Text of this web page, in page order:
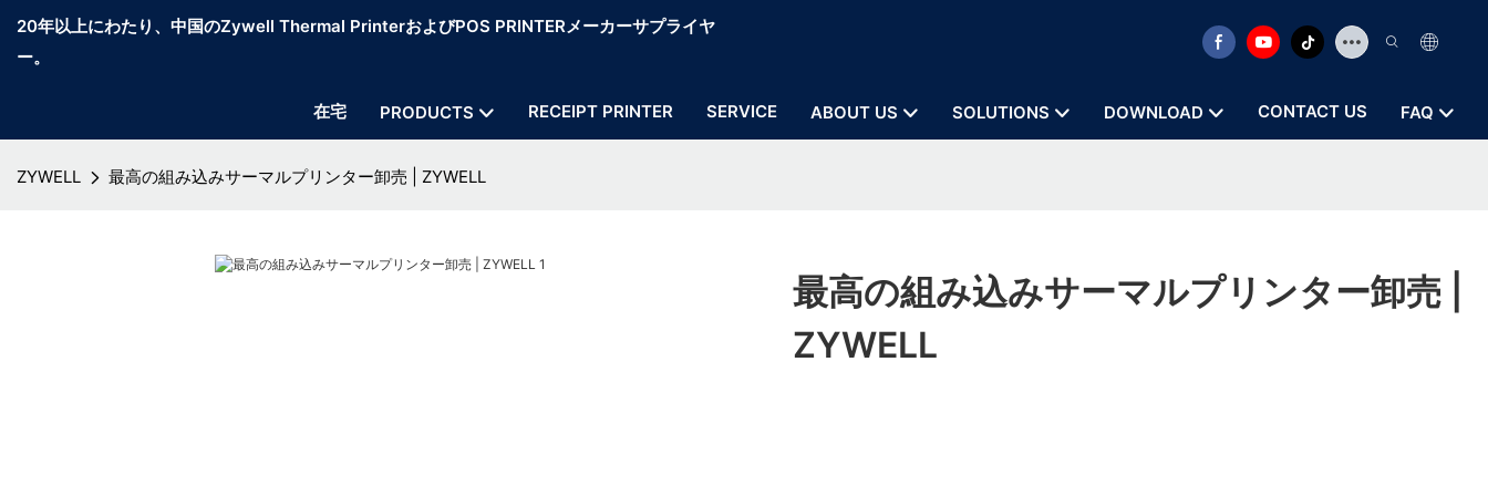
20年以上にわたり、中国のZywell Thermal PrinterおよびPOS PRINTERメーカーサプライヤ
ー。
在宅 PRODUCTS RECEIPT PRINTER SERVICE ABOUT US SOLUTIONS DOWNLOAD CONTACT US FAQ
ZYWELL 最高の組み込みサーマルプリンター卸売 | ZYWELL
最高の組み込みサーマルプリンター卸売 |
ZYWELL